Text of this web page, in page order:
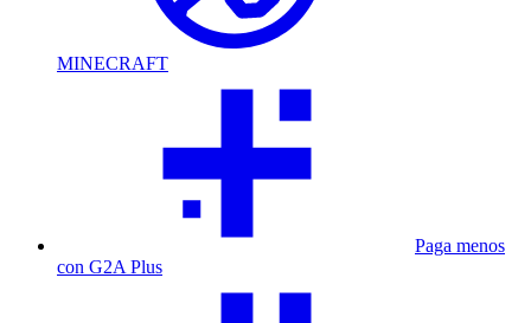
MINECRAFT
Paga menos
con G2A Plus